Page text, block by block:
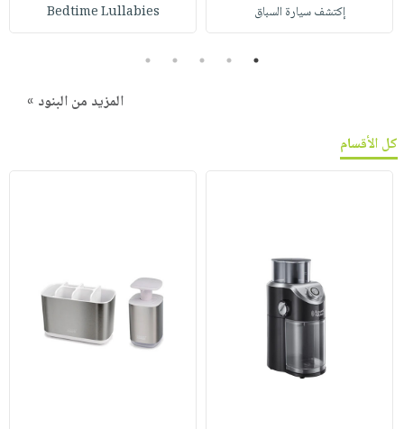
إكتشف سيارة السباق Bedtime Lullabies
1
2
3
4
5
المزيد من البنود »
كل الأقسام